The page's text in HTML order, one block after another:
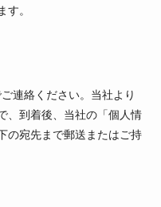
。
連絡ください。当社より
、到着後、当社の「個人情
の宛先まで郵送またはご持